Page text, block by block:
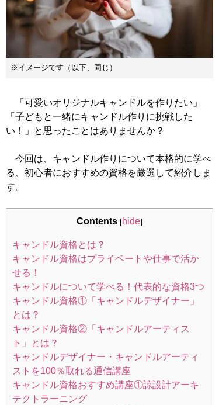
※イメージです（以下、同じ）
「可愛いオリジナルキャンドルを作りたい」
「子どもと一緒にキャンドル作りに挑戦した
い！」と思ったことはありませんか？
今回は、キャンドル作りについて本格的に学べ
る、初心者におすすめの資格を厳選して紹介しま
す。
Contents [hide]
キャンドル資格とは？
キャンドル資格はプライベートや仕事で活か
せる！
キャンドルについて学べる！代表的な資格3つ
キャンドル資格①「キャンドルデザイナー」
とは？
キャンドル資格②「キャンドルアーティス
ト」とは？
キャンドルデザイナー・キャンドルアーティ
ストを100％取れる通信講座
キャンドル資格おすすめ講座①諒設計アーキ
テクトラーニング